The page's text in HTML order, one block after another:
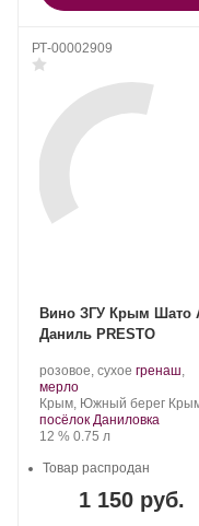
РТ-00002909
Вино ЗГУ Крым Шато
Даниль PRESTO
Производитель:
Шато
Ай-
Даниль.
розовое, сухое .гренаш,
мерло.
Регион:
Крым, Южный берег
посёлок Даниловка
Крепость
12 %. Объем
0.75 л
1 150 руб.
Товар распродан